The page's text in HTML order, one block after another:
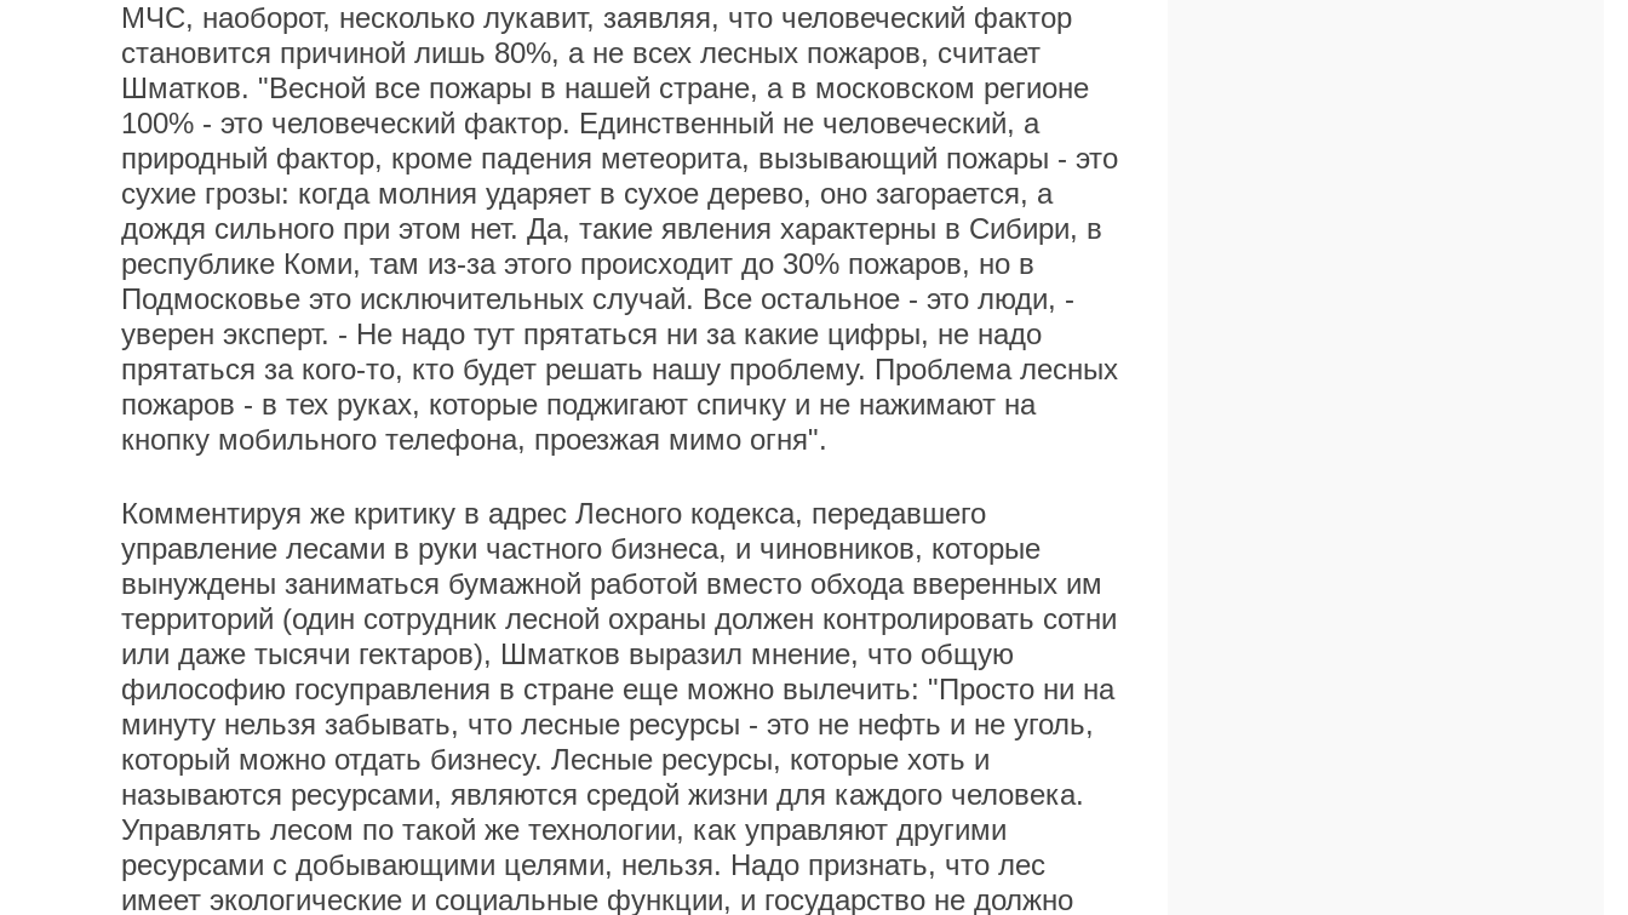
МЧС, наоборот, несколько лукавит, заявляя, что человеческий фактор
становится причиной лишь 80%, а не всех лесных пожаров, считает
Шматков. "Весной все пожары в нашей стране, а в московском регионе
100% - это человеческий фактор. Единственный не человеческий, а
природный фактор, кроме падения метеорита, вызывающий пожары - это
сухие грозы: когда молния ударяет в сухое дерево, оно загорается, а
дождя сильного при этом нет. Да, такие явления характерны в Сибири, в
республике Коми, там из-за этого происходит до 30% пожаров, но в
Подмосковье это исключительных случай. Все остальное - это люди, -
уверен эксперт. - Не надо тут прятаться ни за какие цифры, не надо
прятаться за кого-то, кто будет решать нашу проблему. Проблема лесных
пожаров - в тех руках, которые поджигают спичку и не нажимают на
кнопку мобильного телефона, проезжая мимо огня".
Комментируя же критику в адрес Лесного кодекса, передавшего
управление лесами в руки частного бизнеса, и чиновников, которые
вынуждены заниматься бумажной работой вместо обхода вверенных им
территорий (один сотрудник лесной охраны должен контролировать сотни
или даже тысячи гектаров), Шматков выразил мнение, что общую
философию госуправления в стране еще можно вылечить: "Просто ни на
минуту нельзя забывать, что лесные ресурсы - это не нефть и не уголь,
который можно отдать бизнесу. Лесные ресурсы, которые хоть и
называются ресурсами, являются средой жизни для каждого человека.
Управлять лесом по такой же технологии, как управляют другими
ресурсами с добывающими целями, нельзя. Надо признать, что лес
имеет экологические и социальные функции, и государство не должно